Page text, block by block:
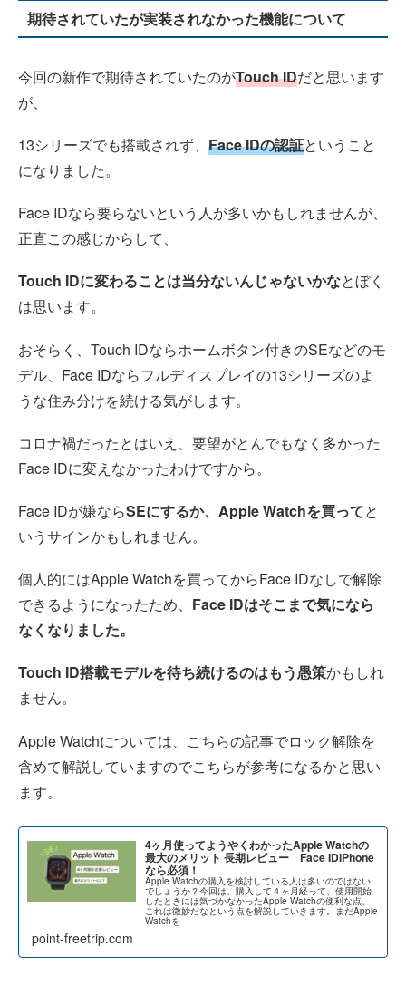
期待されていたが実装されなかった機能について
今回の新作で期待されていたのがTouch IDだと思います
が、
13シリーズでも搭載されず、 Face IDの認証ということ
になりました。
Face IDなら要らないという人が多いかもしれませんが、
正直この感じからして、
Touch IDに変わることは当分ないんじゃないかなとぼく
は思います。
おそらく、Touch IDならホームボタン付きのSEなどのモ
デル、Face IDならフルディスプレイの13シリーズのよ
うな住み分けを続ける気がします。
コロナ禍だったとはいえ、要望がとんでもなく多かった
Face IDに変えなかったわけですから。
Face IDが嫌ならSEにするか、Apple Watchを買ってと
いうサインかもしれません。
個人的にはApple Watchを買ってからFace IDなしで解除
できるようになったため、 Face IDはそこまで気になら
なくなりました。
Touch ID搭載モデルを待ち続けるのはもう愚策かもしれ
ません。
Apple Watchについては、こちらの記事でロック解除を
含めて解説していますのでこちらが参考になるかと思い
ます。
4ヶ月使ってようやくわかったApple Watchの
最大のメリット 長期レビュー Face IDiPhone
なら必須！
Apple Watchの購入を検討している人は多いのではない
でしょうか？今回は、購入して４ヶ月経って、使用開始
したときには気づかなかったApple Watchの便利な点、
これは微妙だなという点を解説していきます。まだApple
Watchを
point-freetrip.com